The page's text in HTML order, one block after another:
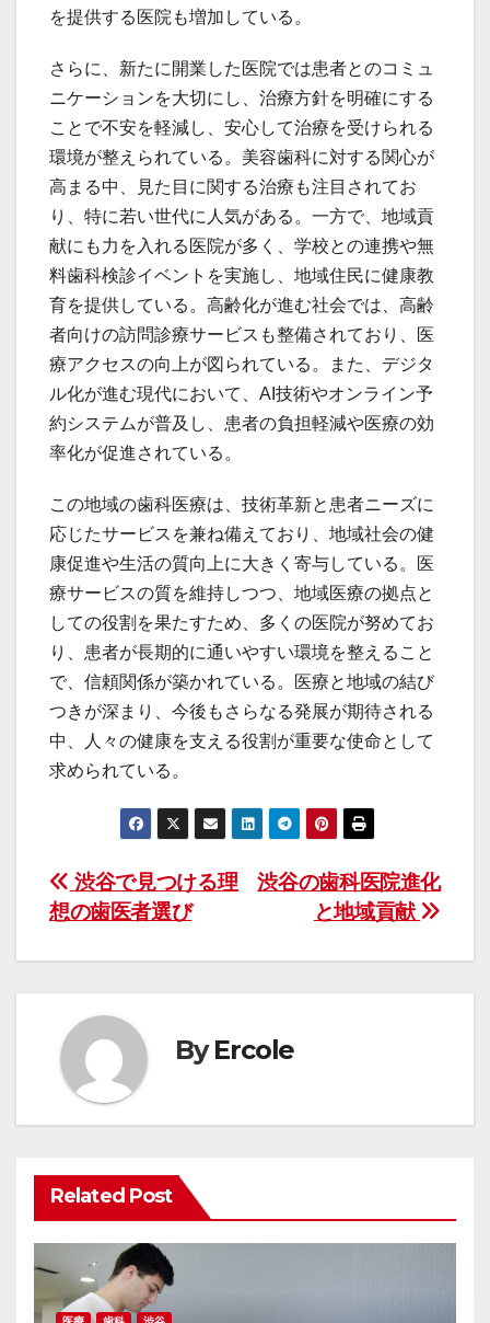
を提供する医院も増加している。
さらに、新たに開業した医院では患者とのコミュ
ニケーションを大切にし、治療方針を明確にする
ことで不安を軽減し、安心して治療を受けられる
環境が整えられている。美容歯科に対する関心が
高まる中、見た目に関する治療も注目されてお
り、特に若い世代に人気がある。一方で、地域貢
献にも力を入れる医院が多く、学校との連携や無
料歯科検診イベントを実施し、地域住民に健康教
育を提供している。高齢化が進む社会では、高齢
者向けの訪問診療サービスも整備されており、医
療アクセスの向上が図られている。また、デジタ
ル化が進む現代において、AI技術やオンライン予
約システムが普及し、患者の負担軽減や医療の効
率化が促進されている。
この地域の歯科医療は、技術革新と患者ニーズに
応じたサービスを兼ね備えており、地域社会の健
康促進や生活の質向上に大きく寄与している。医
療サービスの質を維持しつつ、地域医療の拠点と
しての役割を果たすため、多くの医院が努めてお
り、患者が長期的に通いやすい環境を整えること
で、信頼関係が築かれている。医療と地域の結び
つきが深まり、今後もさらなる発展が期待される
中、人々の健康を支える役割が重要な使命として
求められている。
投
稿
ビ
ゲ
ー
ョ
ン
渋谷の歯科医院進化
と地域貢献
渋谷で見つける理
想の歯医者選び
ByErcole
Related Post